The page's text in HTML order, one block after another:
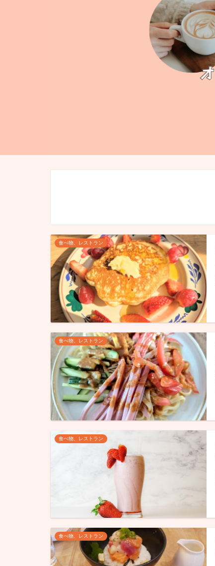
食べ物、レストラン
食べ物、レストラン
食べ物、レストラン
食べ物、レストラン